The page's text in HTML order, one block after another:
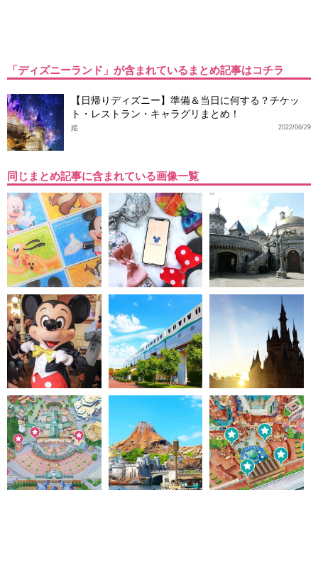
「ディズニーランド」が含まれているまとめ記事はコチラ
【日帰りディズニー】準備＆当日に何する？チケッ
ト・レストラン・キャラグリまとめ！
2022/06/29
姫
同じまとめ記事に含まれている画像一覧